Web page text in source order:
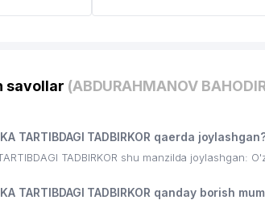
savollar (ABDURAHMANOV
TARTIBDAGI TADBIRKOR qaerda
TADBIRKOR shu manzilda joylashgan:
TARTIBDAGI TADBIRKOR qanday borish